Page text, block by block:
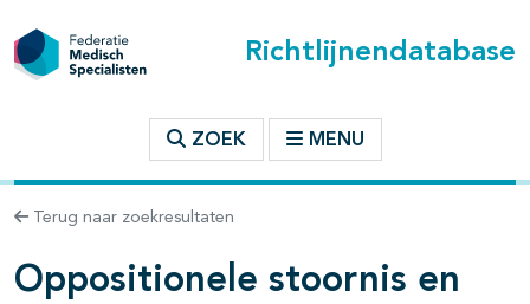
Richtlijnendatabase
ZOEK MENU
Terug naar zoekresultaten
Oppositionele stoornis en
binnen deze richtlijn